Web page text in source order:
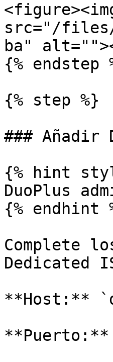
src="/files/
ba"
{% endstep
{% step %}
### Añadir
{% hint
DuoPlus
{% endhint
Complete
Dedicated
**Host:**
**Puerto:**